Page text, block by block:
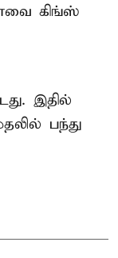
கிங்ஸ்
இதில்
பந்து